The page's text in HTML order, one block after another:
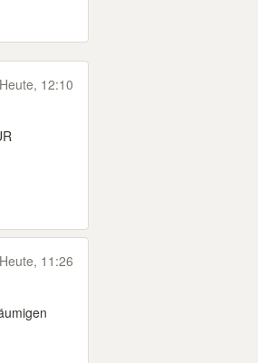
Heute, 12:10
Heute, 11:26